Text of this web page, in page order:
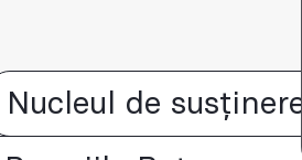
Nucleul de susținere